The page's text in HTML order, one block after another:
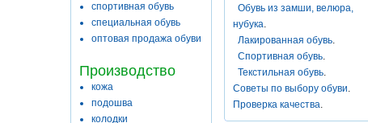
спортивная обувь
специальная обувь
оптовая продажа обуви
Производство
кожа
подошва
колодки
Обувь из замши, велюра,
нубука.
Лакированная обувь.
Спортивная обувь.
Текстильная обувь.
Советы по выбору обуви.
Проверка качества.